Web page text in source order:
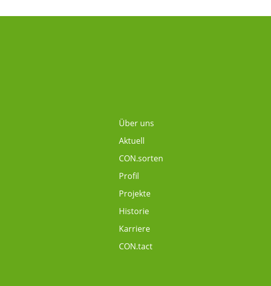
Über uns
Aktuell
CON.sorten
Profil
Projekte
Historie
Karriere
CON.tact